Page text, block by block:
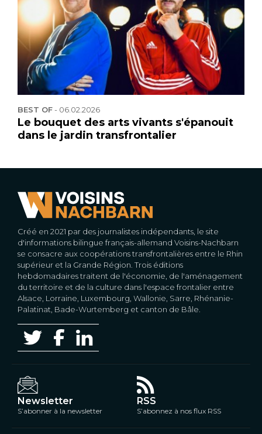
BEST OF- 06.02.2026
Le bouquet des arts vivants s'épanouit
dans le jardin transfrontalier
Créé en 2021 par des journalistes indépendants, le site
d'informations bilingue français-allemand Voisins-Nachbarn
se consacre aux coopérations transfrontalières entre le Rhin
supérieur et la Grande Région. Trois éditions
hebdomadaires traitent de l'économie, de l'aménagement
du territoire et de la culture dans l'espace frontalier entre
Alsace, Lorraine, Luxembourg, Wallonie, Sarre, Rhénanie-
Palatinat, Bade-Wurtemberg et canton de Bâle.
Newsletter
S’abonner à la newsletter
RSS
S’abonnez à nos flux RSS